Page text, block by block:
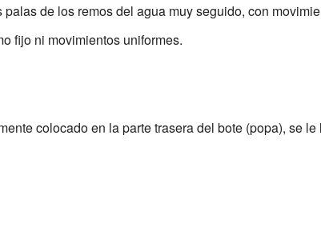
de los remos del agua muy seguido, con
fijo ni movimientos uniformes.
colocado en la parte trasera del bote (popa), se